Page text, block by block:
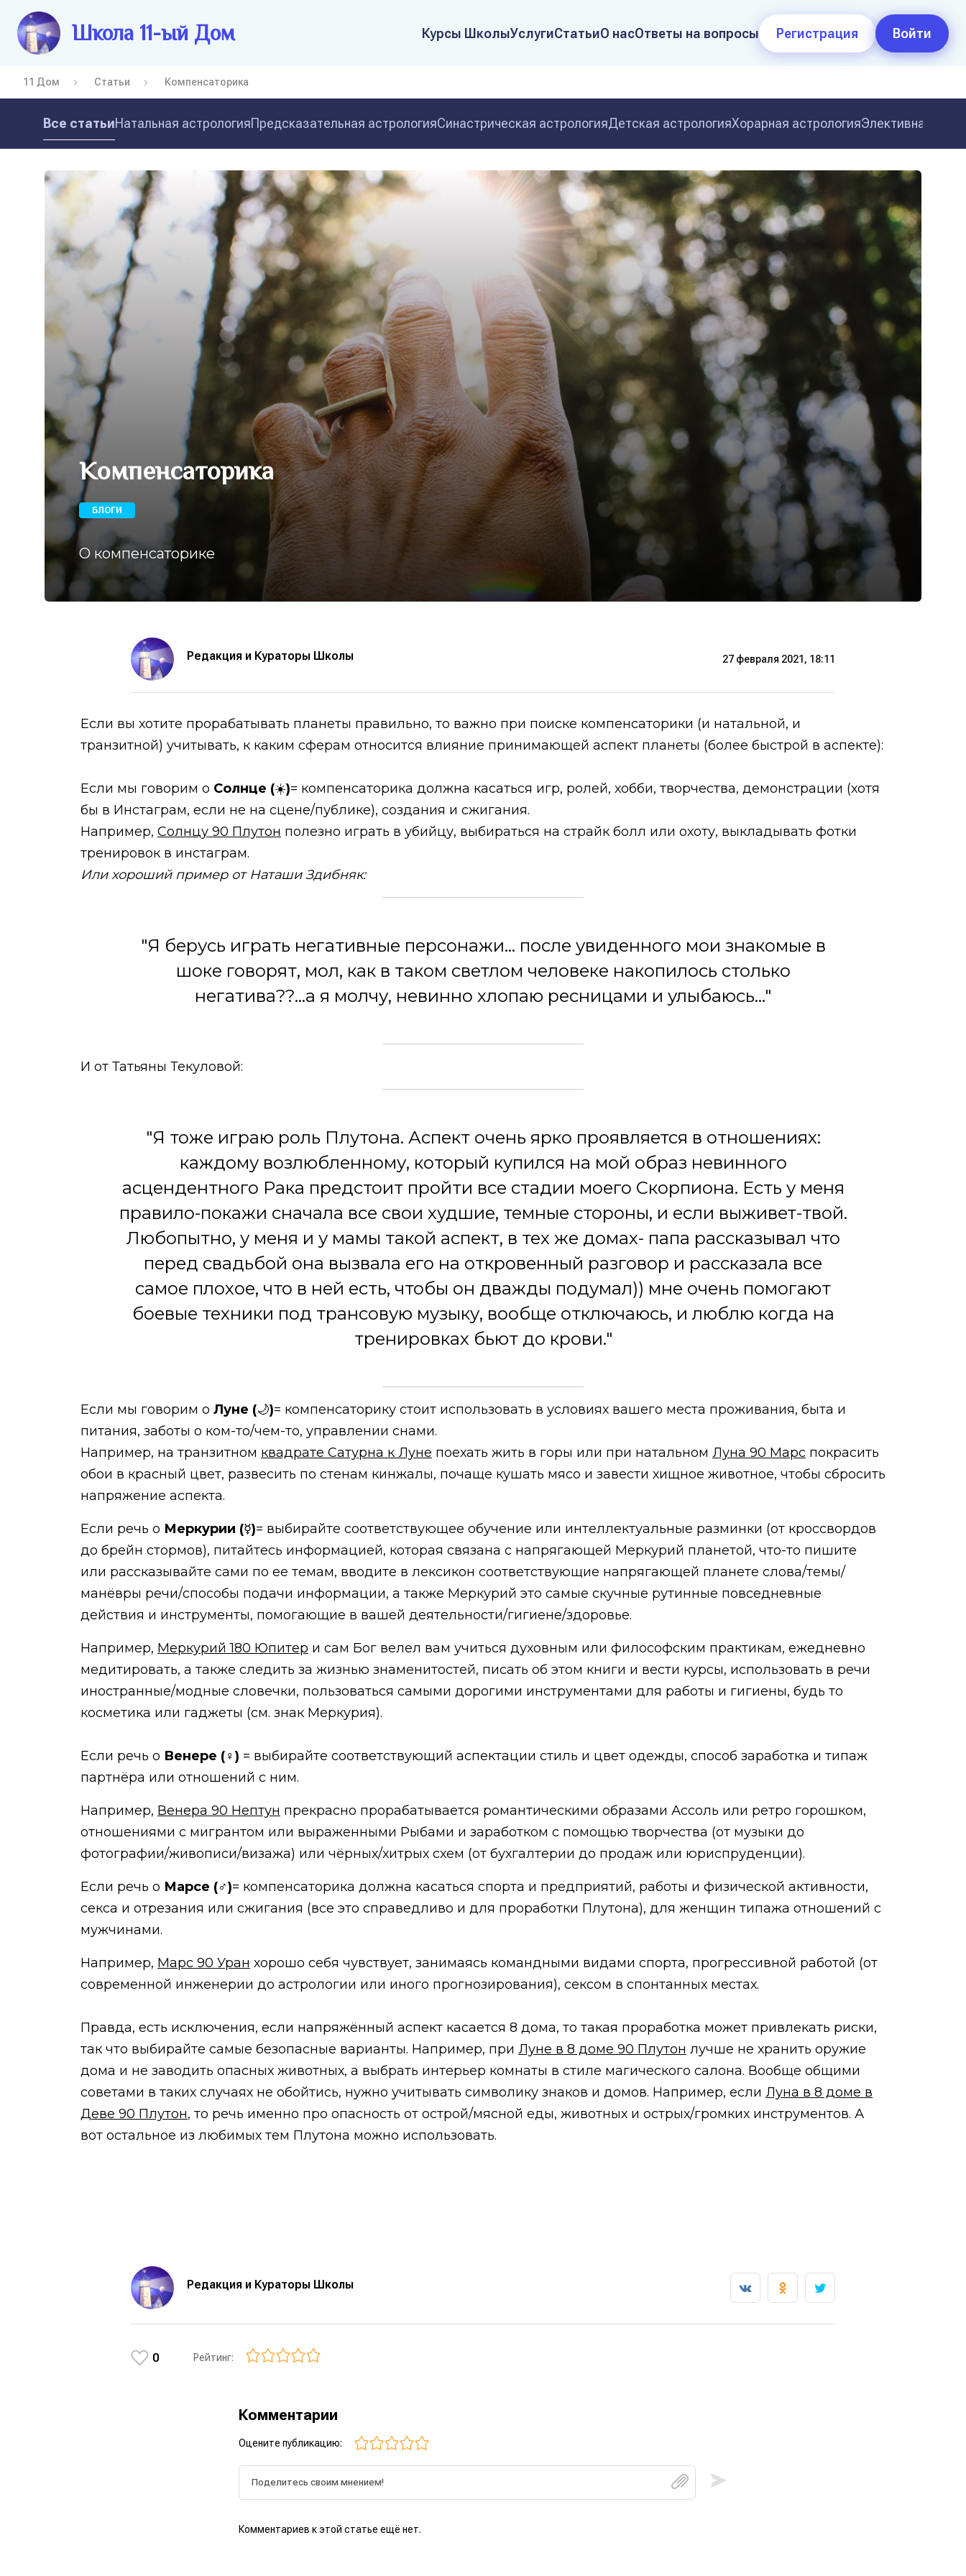
Школа 11-ый Дом Курсы ШколыУслугиСтатьиО насОтветы на вопросы Регистрация Войти
11 Дом Статьи Компенсаторика
Все статьиНатальная астрологияПредсказательная астрологияСинастрическая астрологияДетская астрологияХорарная астрологияЭлективная
Компенсаторика
БЛОГИ
О компенсаторике
Редакция и Кураторы Школы 27 февраля 2021, 18:11
Если вы хотите прорабатывать планеты правильно, то важно при поиске компенсаторики (и натальной, и
транзитной) учитывать, к каким сферам относится влияние принимающей аспект планеты (более быстрой в аспекте):
Если мы говорим о Солнце (☀️)= компенсаторика должна касаться игр, ролей, хобби, творчества, демонстрации (хотя
бы в Инстаграм, если не на сцене/публике), создания и сжигания.
Например, Солнцу 90 Плутон полезно играть в убийцу, выбираться на страйк болл или охоту, выкладывать фотки
тренировок в инстаграм.
Или хороший пример от Наташи Здибняк:
"Я берусь играть негативные персонажи... после увиденного мои знакомые в
шоке говорят, мол, как в таком светлом человеке накопилось столько
негатива??...а я молчу, невинно хлопаю ресницами и улыбаюсь..."
И от Татьяны Текуловой:
"Я тоже играю роль Плутона. Аспект очень ярко проявляется в отношениях:
каждому возлюбленному, который купился на мой образ невинного
асцендентного Рака предстоит пройти все стадии моего Скорпиона. Есть у меня
правило-покажи сначала все свои худшие, темные стороны, и если выживет-твой.
Любопытно, у меня и у мамы такой аспект, в тех же домах- папа рассказывал что
перед свадьбой она вызвала его на откровенный разговор и рассказала все
самое плохое, что в ней есть, чтобы он дважды подумал)) мне очень помогают
боевые техники под трансовую музыку, вообще отключаюсь, и люблю когда на
тренировках бьют до крови."
Если мы говорим о Луне (🌙)= компенсаторику стоит использовать в условиях вашего места проживания, быта и
питания, заботы о ком-то/чем-то, управлении снами.
Например, на транзитном квадрате Сатурна к Луне поехать жить в горы или при натальном Луна 90 Марс покрасить
обои в красный цвет, развесить по стенам кинжалы, почаще кушать мясо и завести хищное животное, чтобы сбросить
напряжение аспекта.
Если речь о Меркурии (☿)= выбирайте соответствующее обучение или интеллектуальные разминки (от кроссвордов
до брейн стормов), питайтесь информацией, которая связана с напрягающей Меркурий планетой, что-то пишите
или рассказывайте сами по ее темам, вводите в лексикон соответствующие напрягающей планете слова/темы/
манёвры речи/способы подачи информации, а также Меркурий это самые скучные рутинные повседневные
действия и инструменты, помогающие в вашей деятельности/гигиене/здоровье.
Например, Меркурий 180 Юпитер и сам Бог велел вам учиться духовным или философским практикам, ежедневно
медитировать, а также следить за жизнью знаменитостей, писать об этом книги и вести курсы, использовать в речи
иностранные/модные словечки, пользоваться самыми дорогими инструментами для работы и гигиены, будь то
косметика или гаджеты (см. знак Меркурия).
Если речь о Венере (♀) = выбирайте соответствующий аспектации стиль и цвет одежды, способ заработка и типаж
партнёра или отношений с ним.
Например, Венера 90 Нептун прекрасно прорабатывается романтическими образами Ассоль или ретро горошком,
отношениями с мигрантом или выраженными Рыбами и заработком с помощью творчества (от музыки до
фотографии/живописи/визажа) или чёрных/хитрых схем (от бухгалтерии до продаж или юриспруденции).
Если речь о Марсе (♂)= компенсаторика должна касаться спорта и предприятий, работы и физической активности,
секса и отрезания или сжигания (все это справедливо и для проработки Плутона), для женщин типажа отношений с
мужчинами.
Например, Марс 90 Уран хорошо себя чувствует, занимаясь командными видами спорта, прогрессивной работой (от
современной инженерии до астрологии или иного прогнозирования), сексом в спонтанных местах.
Правда, есть исключения, если напряжённый аспект касается 8 дома, то такая проработка может привлекать риски,
так что выбирайте самые безопасные варианты. Например, при Луне в 8 доме 90 Плутон лучше не хранить оружие
дома и не заводить опасных животных, а выбрать интерьер комнаты в стиле магического салона. Вообще общими
советами в таких случаях не обойтись, нужно учитывать символику знаков и домов. Например, если Луна в 8 доме в
Деве 90 Плутон, то речь именно про опасность от острой/мясной еды, животных и острых/громких инструментов. А
вот остальное из любимых тем Плутона можно использовать.
Редакция и Кураторы Школы
0 Рейтинг:
Комментарии
Оцените публикацию:
Комментариев к этой статье ещё нет.